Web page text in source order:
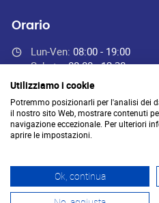
Orario
Lun-Ven: 08:00 - 19:00
Sabato:08:00 - 12:30
Domenica:Chiuso
Officina Gagliasso autoriparazioni
PEC:
Utilizziamo i cookie
Potremmo posizionarli per l'analisi dei
il nostro sito Web, mostrare contenuti
navigazione eccezionale. Per ulteriori
aprire le impostazioni.
Ok, continua